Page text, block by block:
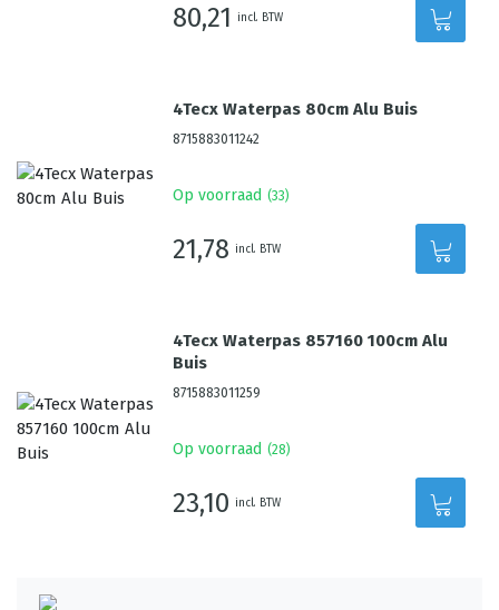
80,21 incl. BTW
4Tecx Waterpas 80cm Alu Buis
8715883011242
Op voorraad (33)
21,78 incl. BTW
4Tecx Waterpas 857160 100cm Alu
Buis
8715883011259
Op voorraad (28)
23,10 incl. BTW